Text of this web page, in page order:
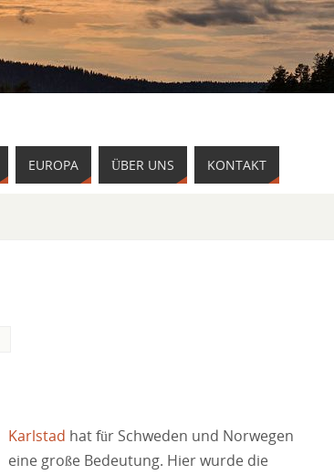
EUROPA ÜBER UNS KONTAKT
Karlstad hat für Schweden und Norwegen
eine große Bedeutung. Hier wurde die